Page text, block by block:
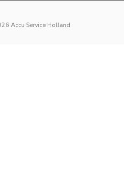
Accu Service Holland